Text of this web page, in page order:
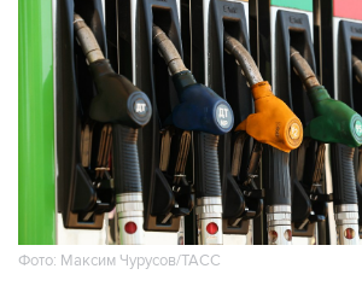
Фото: Максим Чурусов/ТАСС